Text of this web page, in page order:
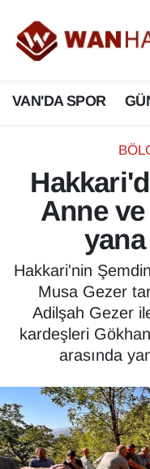
VAN'DA SPOR
Anne
Hakkari'nin
Musa Gezer
Adilşah Gezer
kardeşleri
arasında
3.SAYFA
ASAYİŞ
BİLİM VE
Biyografi
ÇEVRE
Deprem
Dernekler,
Diğer
DÜNYA
Van Nöbetçi
Van Hava
Van Namaz
Van Trafik
Süper Lig Puan
Tüm Manşetler
Son Dakika
Haber Arşivi